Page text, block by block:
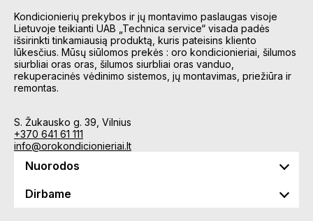
Kondicionierių prekybos ir jų montavimo paslaugas visoje
Lietuvoje teikianti UAB „Technica service“ visada padės
išsirinkti tinkamiausią produktą, kuris pateisins kliento
lūkesčius. Mūsų siūlomos prekės : oro kondicionieriai, šilumos
siurbliai oras oras, šilumos siurbliai oras vanduo,
rekuperacinės vėdinimo sistemos, jų montavimas, priežiūra ir
remontas.
S. Žukausko g. 39, Vilnius
+370 641 61 111
info@orokondicionieriai.lt
Nuorodos
Dirbame